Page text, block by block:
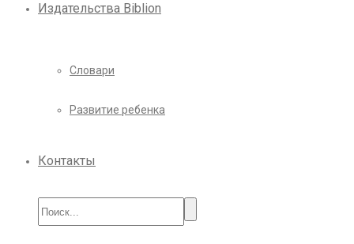
Издательства Biblion
Словари
Развитие ребенка
Контакты